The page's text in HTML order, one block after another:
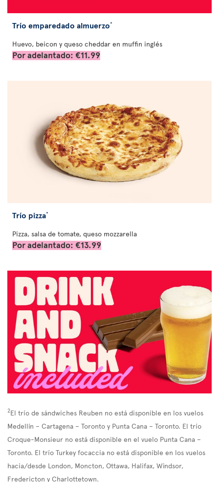
Trío emparedado almuerzo*
Huevo, beicon y queso cheddar en muffin inglés
Por adelantado: €11.99
Trío pizza*
Pizza, salsa de tomate, queso mozzarella
Por adelantado: €13.99
2El trío de sándwiches Reuben no está disponible en los vuelos
Medellín – Cartagena – Toronto y Punta Cana – Toronto. El trío
Croque-Monsieur no está disponible en el vuelo Punta Cana –
Toronto. El trío Turkey focaccia no está disponible en los vuelos
hacia/desde London, Moncton, Ottawa, Halifax, Windsor,
Fredericton y Charlottetown.